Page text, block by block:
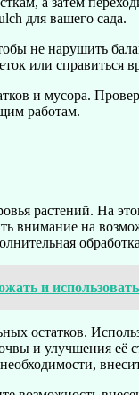
для вашего сада.
не нарушить
или
и мусора.
работам.
растений. На
внимание на
и
остатков.
и улучшения